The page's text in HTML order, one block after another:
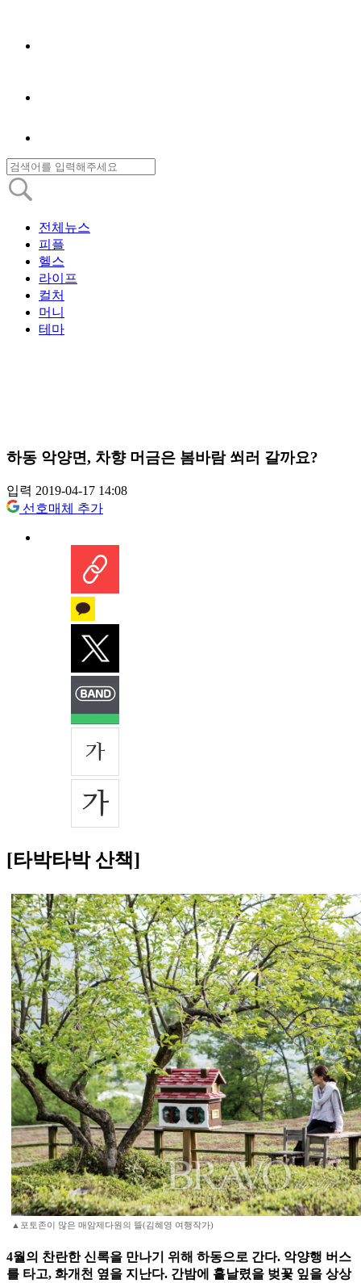
전체뉴스
피플
헬스
라이프
컬처
머니
테마
하동 악양면, 차향 머금은 봄바람 쐬러 갈까요?
입력 2019-04-17 14:08
선호매체 추가
[타박타박 산책]
▲포토존이 많은 매암제다원의 뜰(김혜영 여행작가)
4월의 찬란한 신록을 만나기 위해 하동으로 간다. 악양행 버스
를 타고, 화개천 옆을 지난다. 간밤에 흩날렸을 벚꽃 잎을 상상